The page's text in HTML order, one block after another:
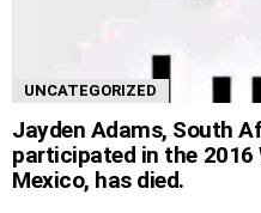
UNCATEGORIZED
Jayden Adams, South
participated in the 2016
Mexico, has died.